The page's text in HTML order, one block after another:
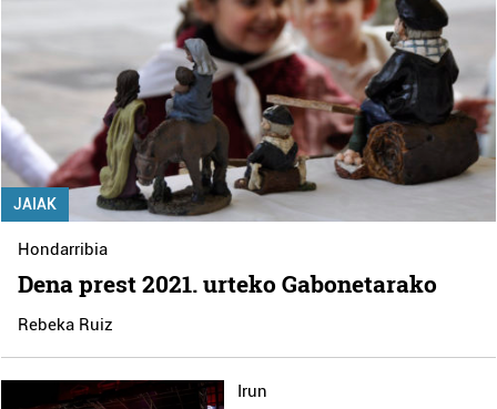
JAIAK
Hondarribia
Dena prest 2021. urteko Gabonetarako
Rebeka Ruiz
Irun